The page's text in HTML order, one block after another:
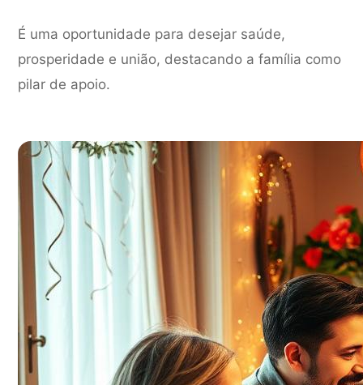
É uma oportunidade para desejar saúde,
prosperidade e união, destacando a família como
pilar de apoio.